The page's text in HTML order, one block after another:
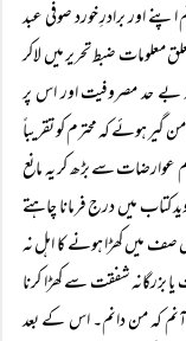
اور برادرِ خورد صوفی عبد
ضبط تحریر میں لاکر
بے حد مصروفیت اور اس پر
گیر ہوئے کہ محترم کو تقریباً
عوارضات سے بڑھ کر یہ مانع
کتاب میں درج فرمانا چاہتے
صف میں کھڑا ہونے کا اہل نہ
بزرگانہ شفقت سے کھڑا کرنا
آنم کہ من دانم۔ اس کے بعد